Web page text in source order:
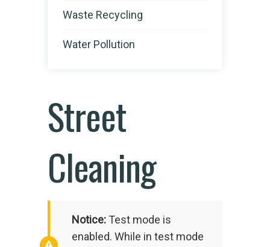
Waste Recycling
Water Pollution
Street
Cleaning
Notice: Test mode is
enabled. While in test mode